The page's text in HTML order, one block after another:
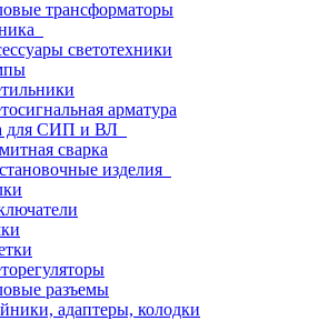
трансформаторы
светотехники
арматура
для СИП и ВЛ
сварка
изделия
разъемы
адаптеры, колодки